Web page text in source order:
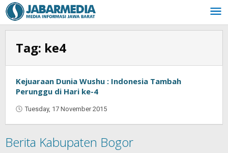
Skip
to
content
Tag: ke4
Kejuaraan Dunia Wushu : Indonesia Tambah
Perunggu di Hari ke-4
Tuesday, 17 November 2015
Berita Kabupaten Bogor